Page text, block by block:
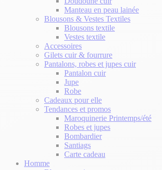
Manteau en peau lainée
Blousons & Vestes Textiles
Blousons textile
Vestes textile
Accessoires
Gilets cuir & fourrure
Pantalons, robes et jupes cuir
Pantalon cuir
Jupe
Robe
Cadeaux pour elle
Tendances et promos
Maroquinerie Printemps/été
Robes et jupes
Bombardier
Santiags
Carte cadeau
Homme